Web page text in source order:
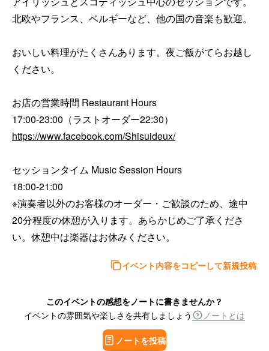
北欧やフランス、ベルギーなど、他の国の音楽も歓迎。
おいしい料理がたくさんあります。夜ご飯がてらお越し
ください。
お店の営業時間 Restaurant Hours
https://www.facebook.com/Shisuideux/
セッションタイム Music Session Hours
18:00-21:00
※演奏者以外のお客様のオーダー・ご歓談のため、途中
20分程度の休憩が入ります。あらかじめご了承くださ
い。休憩中は楽器はお休みください。
イベント内容をコピーして新規投稿
このイベントの感想をノートに書きませんか？
イベントの雰囲気や楽しさを共有しましょう
ノートとは
ノートを投稿